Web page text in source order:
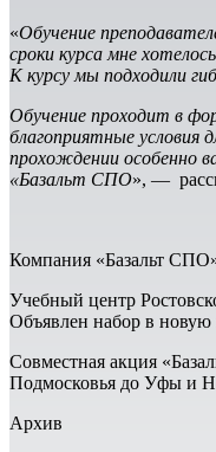
«Обучение
сроки курса мне
К курсу мы подходили
Обучение проходит в
благоприятные условия
прохождении особенно
«Базальт СПО», —
Компания «Базальт
Учебный центр
Объявлен набор в новую
Совместная акция
Подмосковья до Уфы и
Архив